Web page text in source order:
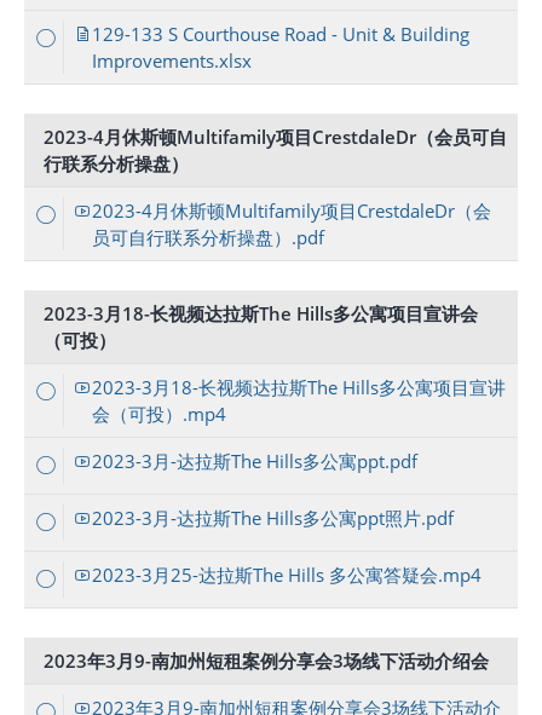
129-133 S Courthouse Road - Unit & Building
Improvements.xlsx
2023-4月休斯顿Multifamily项目CrestdaleDr（会员可自
行联系分析操盘）
2023-4月休斯顿Multifamily项目CrestdaleDr（会
员可自行联系分析操盘）.pdf
2023-3月18-长视频达拉斯The Hills多公寓项目宣讲会
（可投）
2023-3月18-长视频达拉斯The Hills多公寓项目宣讲
会（可投）.mp4
2023-3月-达拉斯The Hills多公寓ppt.pdf
2023-3月-达拉斯The Hills多公寓ppt照片.pdf
2023-3月25-达拉斯The Hills 多公寓答疑会.mp4
2023年3月9-南加州短租案例分享会3场线下活动介绍会
2023年3月9-南加州短租案例分享会3场线下活动介